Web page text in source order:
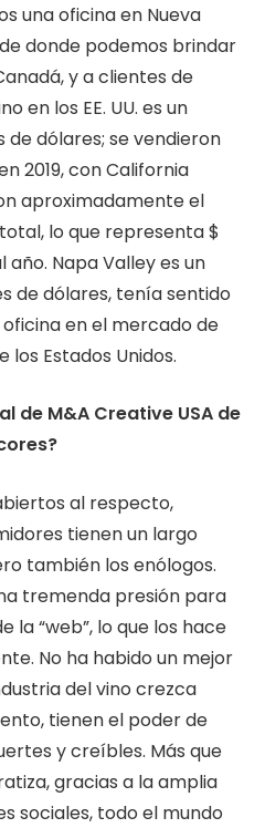
una oficina en Nueva
donde podemos brindar
y a clientes de
en los EE. UU. es un
de dólares; se vendieron
2019, con California
aproximadamente el
lo que representa $
año. Napa Valley es un
de dólares, tenía sentido
en el mercado de
Estados Unidos.
de M&A Creative USA de
al respecto,
tienen un largo
también los enólogos.
tremenda presión para
la “web”, lo que los hace
No ha habido un mejor
del vino crezca
tienen el poder de
y creíbles. Más que
gracias a la amplia
sociales, todo el mundo